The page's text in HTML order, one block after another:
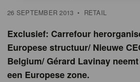
26 SEPTEMBER 2013 • RETAIL
Exclusief: Carrefour
Europese structuur/ Nieuwe
Belgium/ Gérard Lavinay
een Europese zone.